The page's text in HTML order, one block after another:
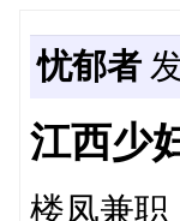
忧郁者
江西少
楼凤